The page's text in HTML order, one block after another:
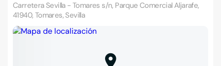
Carretera Sevilla - Tomares s/n, Parque Comercial Aljarafe,
41940, Tomares, Sevilla